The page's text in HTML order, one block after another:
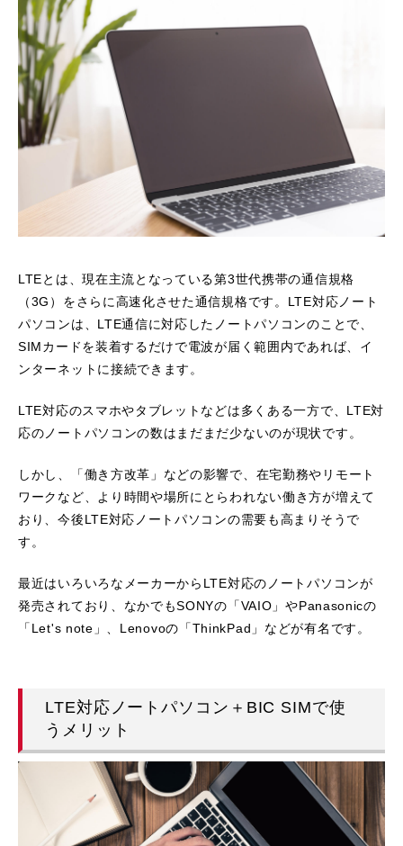
LTEとは、現在主流となっている第3世代携帯の通信規格
（3G）をさらに高速化させた通信規格です。LTE対応ノート
パソコンは、LTE通信に対応したノートパソコンのことで、
SIMカードを装着するだけで電波が届く範囲内であれば、イ
ンターネットに接続できます。
LTE対応のスマホやタブレットなどは多くある一方で、LTE対
応のノートパソコンの数はまだまだ少ないのが現状です。
しかし、「働き方改革」などの影響で、在宅勤務やリモート
ワークなど、より時間や場所にとらわれない働き方が増えて
おり、今後LTE対応ノートパソコンの需要も高まりそうで
す。
最近はいろいろなメーカーからLTE対応のノートパソコンが
発売されており、なかでもSONYの「VAIO」やPanasonicの
「Let's note」、Lenovoの「ThinkPad」などが有名です。
LTE対応ノートパソコン＋BIC SIMで使
うメリット